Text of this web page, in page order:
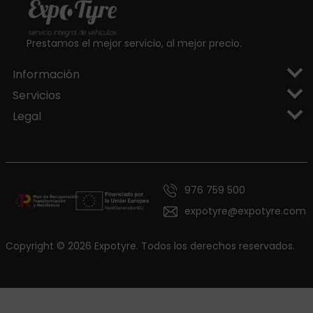
Prestamos el mejor servicio, al mejor precio.
Información
Servicios
Legal
976 759 500
expotyre@expotyre.com
Copyright © 2026 Expotyre. Todos los derechos reservados.